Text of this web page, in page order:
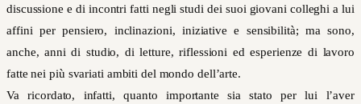
discussione e di incontri fatti negli studi dei suoi giovani colleghi a lui
affini per pensiero, inclinazioni, iniziative e sensibilità; ma sono,
anche, anni di studio, di letture, riflessioni ed esperienze di lavoro
fatte nei più svariati ambiti del mondo dell’arte.
Va ricordato, infatti, quanto importante sia stato per lui l’aver